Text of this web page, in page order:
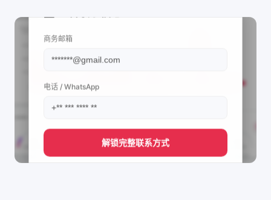
商务邮箱
电话 / WhatsApp
解锁完整联系方式